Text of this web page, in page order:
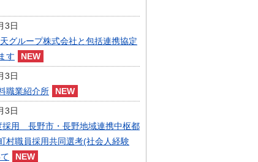
・契約
定管理者制度
募集
人事・職員募集
まちづくり
庁舎建設
3日
グループ株式会社と包括連携協定
す
3日
職業紹介所
3日
採用 長野市・長野地域連携中枢都
村職員採用共同選考(社会人経験